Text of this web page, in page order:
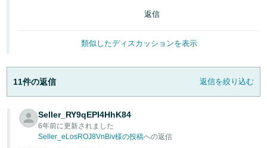
語
-
JP
English
- JP
さ
っ
く
始
め
返信
類似したディスカッションを表示
11件の返信 返信を絞り込む
Seller_RY9qEPI4HhK84
6年前に更新されました
Seller_eLosROJ8VnBiv様の投稿への返信